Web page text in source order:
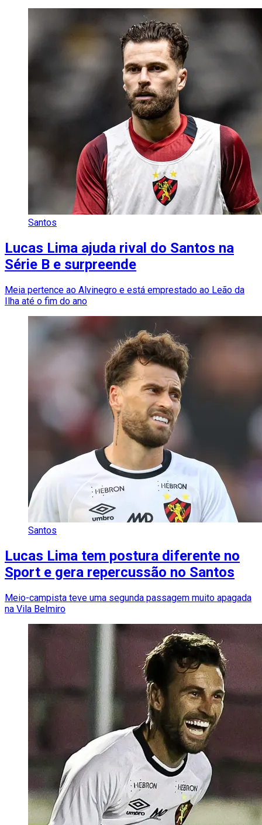
Santos
Lucas Lima ajuda rival do Santos na
Série B e surpreende
Meia pertence ao Alvinegro e está emprestado ao Leão da
Ilha até o fim do ano
Santos
Lucas Lima tem postura diferente no
Sport e gera repercussão no Santos
Meio-campista teve uma segunda passagem muito apagada
na Vila Belmiro